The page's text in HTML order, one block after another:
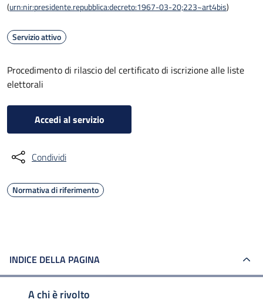
(urn:nir:presidente.repubblica:decreto:1967-03-20;223~art4bis)
Servizio attivo
Procedimento di rilascio del certificato di iscrizione alle liste
elettorali
Accedi al servizio
Condividi
Normativa di riferimento
INDICE DELLA PAGINA
A chi è rivolto